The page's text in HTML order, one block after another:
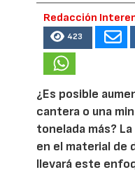
Redacción
423
¿Es posible
cantera o una
tonelada más?
en el material de
llevará este